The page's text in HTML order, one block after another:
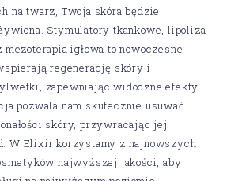
na twarz, Twoja skóra będzie
Stymulatory tkankowe, lipoliza
igłowa to nowoczesne
regenerację skóry i
zapewniając widoczne efekty.
pozwala nam skutecznie usuwać
skóry, przywracając jej
W Elixir korzystamy z najnowszych
najwyższej jakości, aby